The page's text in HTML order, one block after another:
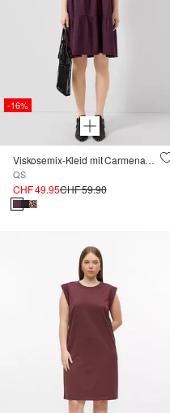
-16%
Viskosemix-Kleid mit Carmenausschnitt
QS
CHF 49.95CHF 59.90